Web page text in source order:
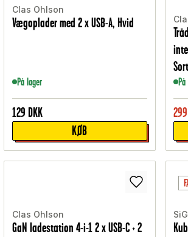
Clas Ohlson
Vægoplader med 2 x USB-A, Hvid
På lager
129 DKK
KØB
Sort
299
Clas Ohlson
GaN ladestation 4-i-1 2 x USB-C + 2